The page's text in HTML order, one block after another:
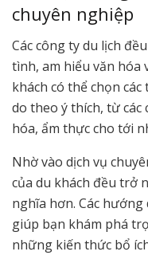
chuyên nghiệp
Các công ty du lịch
tình, am hiểu văn hóa
khách có thể chọn
do theo ý thích, từ các
hóa, ẩm thực cho tới
Nhờ vào dịch vụ
của du khách đều trở
nghĩa hơn. Các
giúp bạn khám phá
những kiến thức bổ